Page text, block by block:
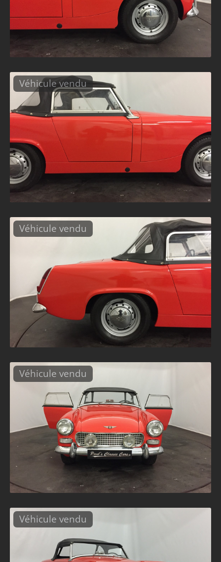
Véhicule vendu
Véhicule vendu
Véhicule vendu
Véhicule vendu